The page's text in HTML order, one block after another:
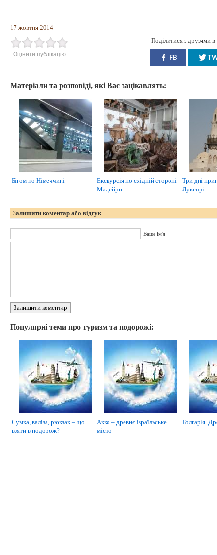
17 жовтня 2014
Оцінити публікацію
Поділитися з друзями
FB
Матеріали та розповіді, які Вас зацікавлять:
Бігом по Німеччині
Екскурсія по східній стороні
Мадейри
Три дні
Луксорі
Залишити коментар або відгук
Ваше ім'я
Залишити коментар
Популярні теми про туризм та подорожі:
Сумка, валіза, рюкзак – що
взяти в подорож?
Акко – древнє ізраїльське
місто
Болгарія.